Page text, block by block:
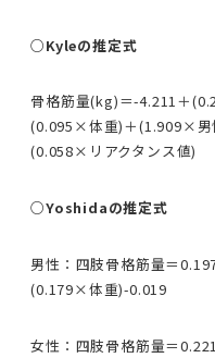
○Kyleの推定式
骨格筋量(kg)＝-4.211＋
(0.095×体重)＋(1.909×男
(0.058×リアクタンス値)
○Yoshidaの推定式
男性：四肢骨格筋量＝
(0.179×体重)-0.019
女性：四肢骨格筋量＝